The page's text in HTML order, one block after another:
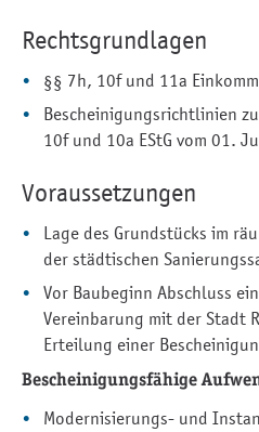
Rechtsgrundlagen
§§ 7h, 10f und 11a
Bescheinigungsrichtlinien
10f und 10a EStG vom 01.
Voraussetzungen
Lage des Grundstücks im
der städtischen
Vor Baubeginn Abschluss
Vereinbarung mit der Stadt
Erteilung einer
Bescheinigungsfähige
Modernisierungs- und